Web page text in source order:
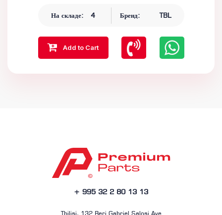
На складе: 4 Бренд: TBL
Add to Cart
+ 995 32 2 80 13 13